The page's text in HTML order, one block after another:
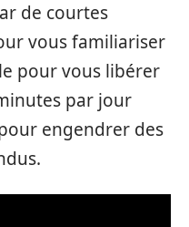
de courtes
vous familiariser
pour vous libérer
par jour
engendrer des